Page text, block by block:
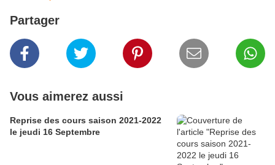
Partager
Vous aimerez aussi
Reprise des cours saison 2021-2022
le jeudi 16 Septembre